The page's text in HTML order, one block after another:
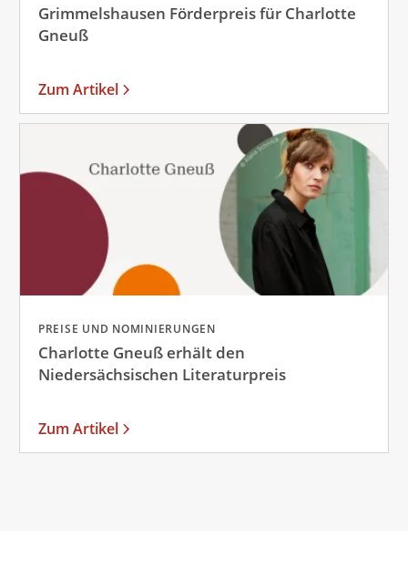
Grimmelshausen Förderpreis für Charlotte
Gneuß
Zum Artikel
PREISE UND NOMINIERUNGEN
Charlotte Gneuß erhält den
Niedersächsischen Literaturpreis
Zum Artikel